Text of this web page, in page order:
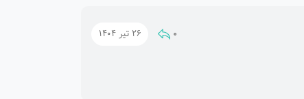
0 26 تیر 1404